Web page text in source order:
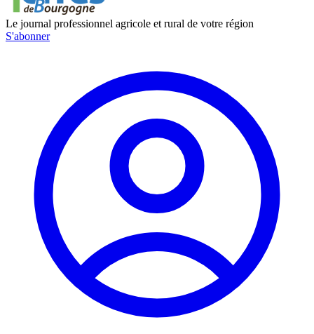
Le journal professionnel agricole et rural de votre région
S'abonner